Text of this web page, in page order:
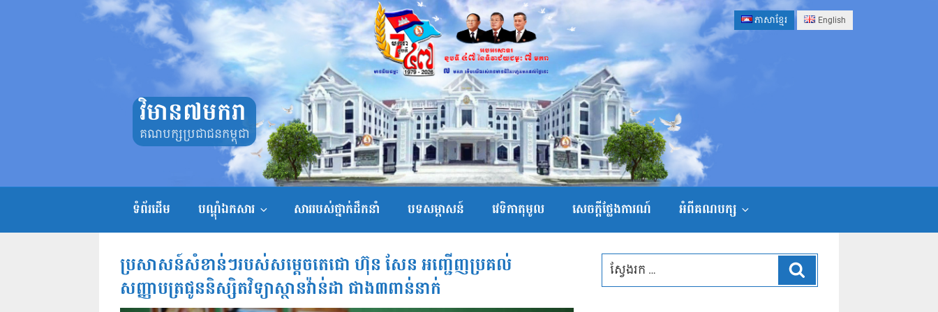
ភាសាខ្មែរ English
វិមាន៧មករា
គណបក្សប្រជាជនកម្ពុជា
ទំព័រដើម បណ្តុំឯកសារ សាររបស់ថ្នាក់ដឹកនាំ បទសម្ភាសន៍ វេទិកាតុមូល សេចក្ដីថ្លែងការណ៍ អំពីគណបក្ស
ប្រសាសន៍សំខាន់ៗរបស់សម្តេចតេជោ ហ៊ុន សែន អញ្ជើញប្រគល់
សញ្ញាបត្រជូននិស្សិតវិទ្យាស្ថានវ៉ាន់ដា ជាង៣ពាន់នាក់